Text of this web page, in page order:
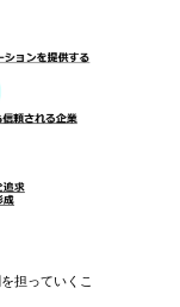
担っていくこ